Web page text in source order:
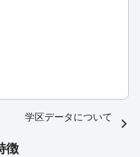
学区データについて
徴